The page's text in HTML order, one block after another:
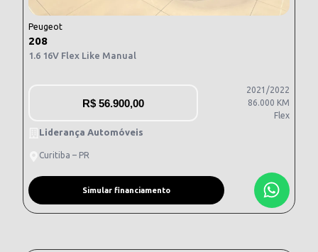
Peugeot
208
1.6 16V Flex Like Manual
R$ 56.900,00
2021/2022
86.000 KM
Flex
Liderança Automóveis
Curitiba – PR
Simular financiamento